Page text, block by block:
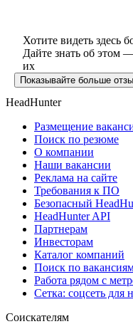
Хотите видеть здесь
Дайте знать об этом
их
Показывайте больше
HeadHunter
Размещение
Поиск по резюме
О компании
Наши вакансии
Реклама на сайте
Требования к ПО
Безопасный
HeadHunter API
Партнерам
Инвесторам
Каталог компаний
Поиск по
Работа рядом с
Сетка: соцсеть для
Соискателям